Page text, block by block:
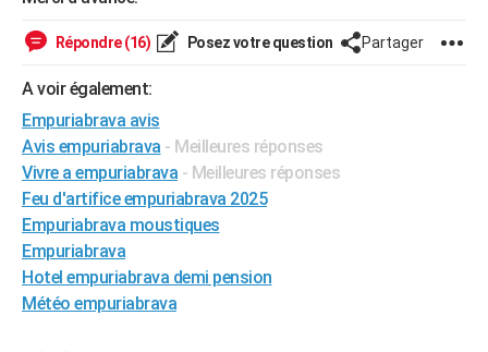
GUIDES D'ACHAT
BONS PLANS
CARTE DE VOEUX
Carte de Noël
Carte Bonne année
Carte Saint-Valentin
Carte Pâques
Carte d'anniversaire
DICTIONNAIRE
Dictionnaire
Biographies
Citations
Expressions
Proverbes
PROGRAMME TV
COPAINS D'AVANT
S'inscrire
Se connecter
Lycées
Collèges
Primaires
Universités
Entreprises
Service militaire
Avis de recherche
AVIS DE DÉCÈS
FORUM
Répondre (16) Posez votre question Partager
A voir également:
Empuriabrava avis
Avis empuriabrava - Meilleures réponses
Vivre a empuriabrava - Meilleures réponses
Feu d'artifice empuriabrava 2025
Empuriabrava moustiques
Empuriabrava
Hotel empuriabrava demi pension
Météo empuriabrava